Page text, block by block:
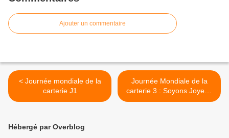
Ajouter un commentaire
< Journée mondiale de la
carterie J1
Journée Mondiale de la
carterie 3 : Soyons Joyeux
>
Hébergé par Overblog